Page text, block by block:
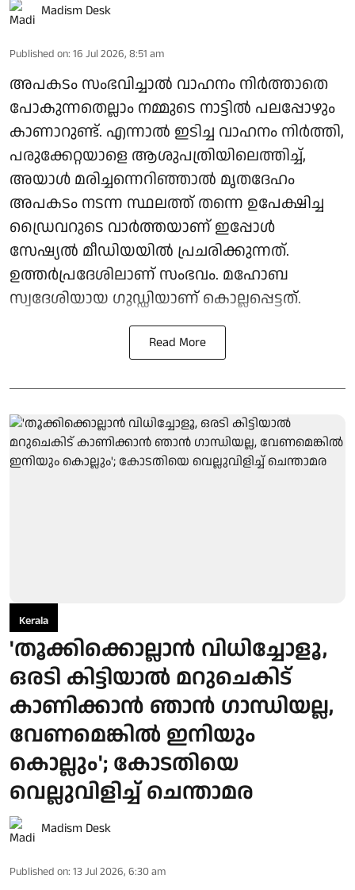
Madism Desk
Published on: 16 Jul 2026, 8:51 am
അപകടം സംഭവിച്ചാൽ വാഹനം നിർത്താതെ
പോകുന്നതെല്ലാം നമ്മുടെ നാട്ടിൽ പലപ്പോഴും
കാണാറുണ്ട്. എന്നാൽ ഇടിച്ച വാഹനം നിർത്തി,
പരുക്കേറ്റയാളെ ആശുപത്രിയിലെത്തിച്ച്,
അയാൾ മരിച്ചന്നെറിഞ്ഞാൽ മൃതദേഹം
അപകടം നടന്ന സ്ഥലത്ത് തന്നെ ഉപേക്ഷിച്ച
ഡ്രൈവറുടെ വാർത്തയാണ് ഇപ്പോൾ
സേഷ്യൽ മീഡിയയിൽ പ്രചരിക്കുന്നത്.
ഉത്തർപ്രദേശിലാണ് സംഭവം. മഹോബ
സ്വദേശിയായ ഗുഡ്ഡിയാണ് കൊല്ലപ്പെട്ടത്.
Read More
Kerala
'തൂക്കിക്കൊല്ലാന്‍ വിധിച്ചോളൂ,
ഒരടി കിട്ടിയാല്‍ മറുചെകിട്
കാണിക്കാന്‍ ഞാന്‍ ഗാന്ധിയല്ല,
വേണമെങ്കില്‍ ഇനിയും
കൊല്ലും'; കോടതിയെ
വെല്ലുവിളിച്ച് ചെന്താമര
Madism Desk
Published on: 13 Jul 2026, 6:30 am